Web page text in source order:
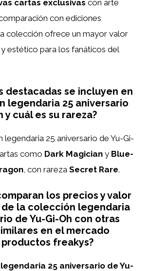
cartas exclusivas con arte
con ediciones
colección ofrece un mayor valor
estético para los fanáticos del
destacadas se incluyen en
legendaria 25 aniversario
y cuál es su rareza?
legendaria 25 aniversario de Yu-Gi-
como Dark Magician y Blue-
, con rareza Secret Rare.
los precios y valor
la colección legendaria
de Yu-Gi-Oh con otras
en el mercado
freakys?
25 aniversario de Yu-